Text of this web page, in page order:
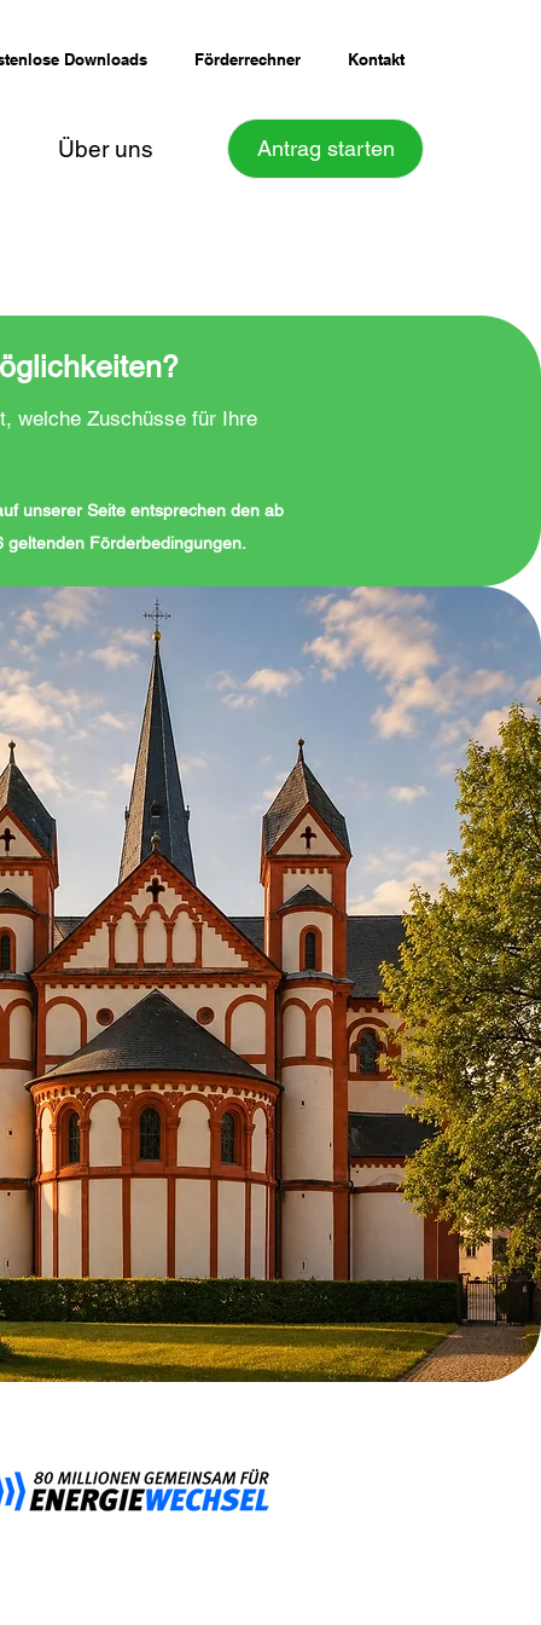
Downloads Förderrechner Kontakt
Über uns Antrag starten
welche Zuschüsse für Ihre
unserer Seite entsprechen den ab
geltenden Förderbedingungen.